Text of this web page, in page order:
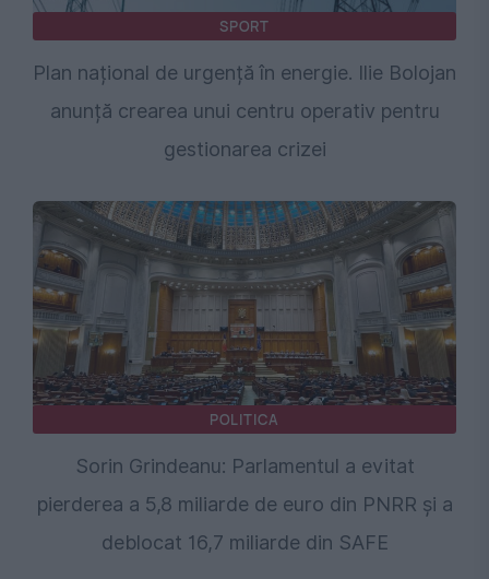
SPORT
Plan național de urgență în energie. Ilie Bolojan
anunță crearea unui centru operativ pentru
gestionarea crizei
POLITICA
Sorin Grindeanu: Parlamentul a evitat
pierderea a 5,8 miliarde de euro din PNRR și a
deblocat 16,7 miliarde din SAFE